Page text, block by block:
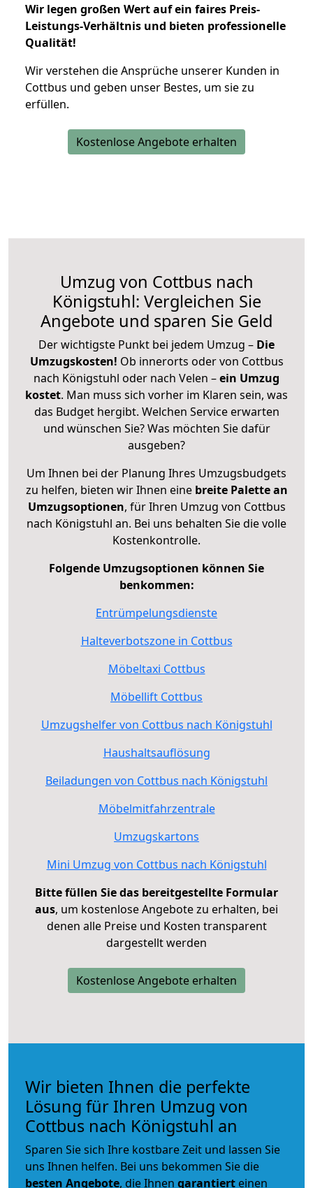
Wir legen großen Wert auf ein faires Preis-
Leistungs-Verhältnis und bieten professionelle
Qualität!
Wir verstehen die Ansprüche unserer Kunden in
Cottbus und geben unser Bestes, um sie zu
erfüllen.
Kostenlose Angebote erhalten
Umzug von Cottbus nach
Königstuhl: Vergleichen Sie
Angebote und sparen Sie Geld
Der wichtigste Punkt bei jedem Umzug – Die
Umzugskosten! Ob innerorts oder von Cottbus
nach Königstuhl oder nach Velen –ein Umzug
kostet. Man muss sich vorher im Klaren sein, was
das Budget hergibt. Welchen Service erwarten
und wünschen Sie? Was möchten Sie dafür
ausgeben?
Um Ihnen bei der Planung Ihres Umzugsbudgets
zu helfen, bieten wir Ihnen eine breite Palette an
Umzugsoptionen, für Ihren Umzug von Cottbus
nach Königstuhl an. Bei uns behalten Sie die volle
Kostenkontrolle.
Folgende Umzugsoptionen können Sie
benkommen:
Entrümpelungsdienste
Halteverbotszone in Cottbus
Möbeltaxi Cottbus
Möbellift Cottbus
Umzugshelfer von Cottbus nach Königstuhl
Haushaltsauflösung
Beiladungen von Cottbus nach Königstuhl
Möbelmitfahrzentrale
Umzugskartons
Mini Umzug von Cottbus nach Königstuhl
Bitte füllen Sie das bereitgestellte Formular
aus, um kostenlose Angebote zu erhalten, bei
denen alle Preise und Kosten transparent
dargestellt werden
Kostenlose Angebote erhalten
Wir bieten Ihnen die perfekte
Lösung für Ihren Umzug von
Cottbus nach Königstuhl an
Sparen Sie sich Ihre kostbare Zeit und lassen Sie
uns Ihnen helfen. Bei uns bekommen Sie die
besten Angebote, die Ihnen garantiert einen